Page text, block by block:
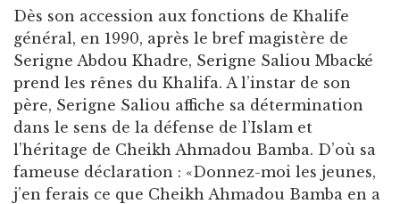
Dès son accession aux fonctions de Khalife
général, en 1990, après le bref magistère de
Serigne Abdou Khadre, Serigne Saliou Mbacké
prend les rênes du Khalifa. A l’instar de son
père, Serigne Saliou affiche sa détermination
dans le sens de la défense de l’Islam et
l’héritage de Cheikh Ahmadou Bamba. D’où sa
fameuse déclaration : «Donnez-moi les jeunes,
j’en ferais ce que Cheikh Ahmadou Bamba en a